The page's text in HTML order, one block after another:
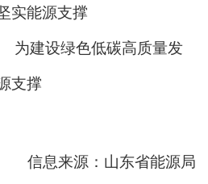
实能源支撑
为建设绿色低碳高质量发
支撑
信息来源：山东省能源局